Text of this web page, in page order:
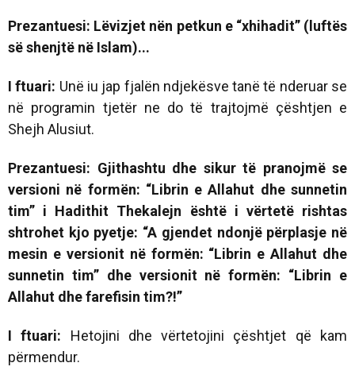
Prezantuesi: Lëvizjet nën petkun e “xhihadit” (luftës
së shenjtë në Islam)...
I ftuari: Unë iu jap fjalën ndjekësve tanë të nderuar se
në programin tjetër ne do të trajtojmë çështjen e
Shejh Alusiut.
Prezantuesi: Gjithashtu dhe sikur të pranojmë se
versioni në formën: “Librin e Allahut dhe sunnetin
tim” i Hadithit Thekalejn është i vërtetë rishtas
shtrohet kjo pyetje: “A gjendet ndonjë përplasje në
mesin e versionit në formën: “Librin e Allahut dhe
sunnetin tim” dhe versionit në formën: “Librin e
Allahut dhe farefisin tim?!”
I ftuari: Hetojini dhe vërtetojini çështjet që kam
përmendur.